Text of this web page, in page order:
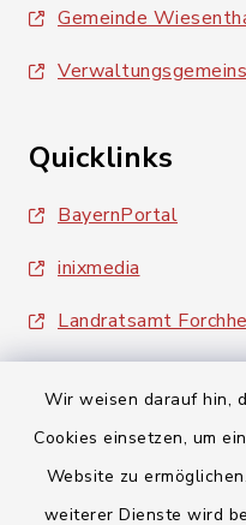
Wir weisen darauf hin,
Cookies einsetzen, um
Website zu
weiterer Dienste wird
Gemeinde
Quicklinks
BayernPortal
inixmedia
Landratsamt